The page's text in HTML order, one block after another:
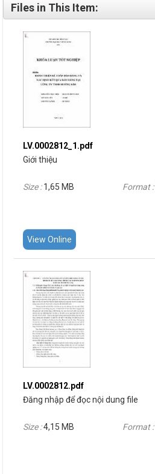
Files in This Item:
LV.0002812_1.pdf
Giới thiệu
Size :1,65 MB Format :
View Online
LV.0002812.pdf
Đăng nhập để đọc nội dung file
Size :4,15 MB Format :